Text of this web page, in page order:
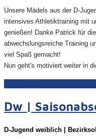
Unsere Mädels aus der D-
intensives Athletiktraining mit
genießen! Danke Patrick für
abwechslungsreiche Training
viel Spaß gemacht!
Nun geht's motiviert weiter in
Dw |
D-Jugend weiblich |